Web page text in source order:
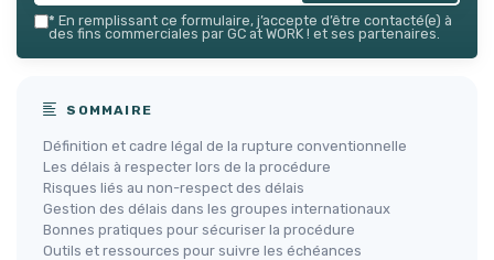
* En remplissant ce formulaire, j’accepte d’être contacté(e) à
des fins commerciales par GC at WORK ! et ses partenaires.
SOMMAIRE
Définition et cadre légal de la rupture conventionnelle
Les délais à respecter lors de la procédure
Risques liés au non-respect des délais
Gestion des délais dans les groupes internationaux
Bonnes pratiques pour sécuriser la procédure
Outils et ressources pour suivre les échéances